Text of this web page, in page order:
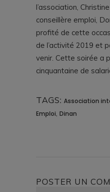
l’association,
conseillère emploi,
profité de cette
de l’activité 2019 et
venir. Cette soirée a
cinquantaine de
TAGS: Association
Emploi, Dinan
POSTER UN